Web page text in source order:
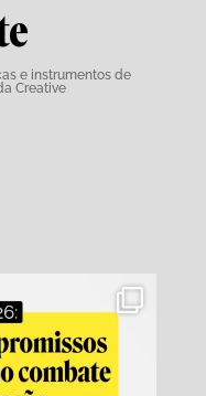
e instrumentos de
Creative